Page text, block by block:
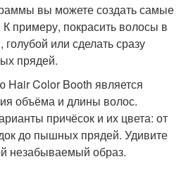
вы можете создать самые
примеру, покрасить волосы в
или сделать сразу
прядей.
Hair Color Booth является
объёма и длины волос.
причёсок и их цвета: от
до пышных прядей. Удивите
незабываемый образ.